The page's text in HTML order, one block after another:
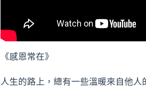
《感恩常在》
人生的路上，總有一些溫暖來自他